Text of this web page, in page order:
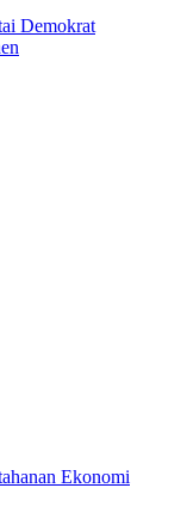
Demokrat
Ekonomi